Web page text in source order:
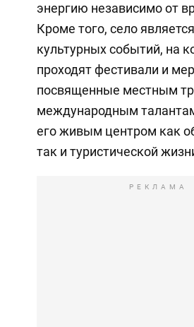
энергию независимо от
Кроме того, село
культурных событий, на
проходят фестивали и
посвященные местным
международным
его живым центром как
так и туристической
РЕКЛАМА